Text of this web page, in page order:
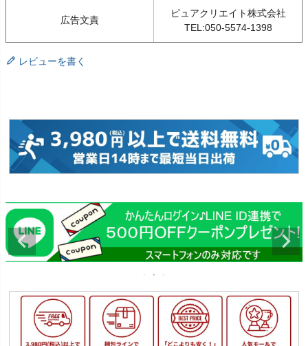
広告文責
ピュアクリエイト株式会社
TEL:050-5574-1398
レビューを書く